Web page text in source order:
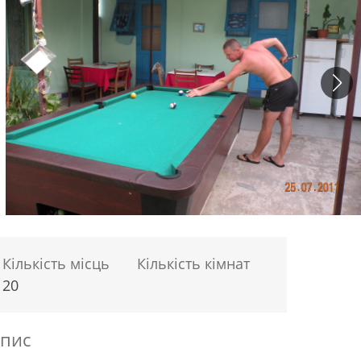
Кількість місць
20
Кількість кімнат